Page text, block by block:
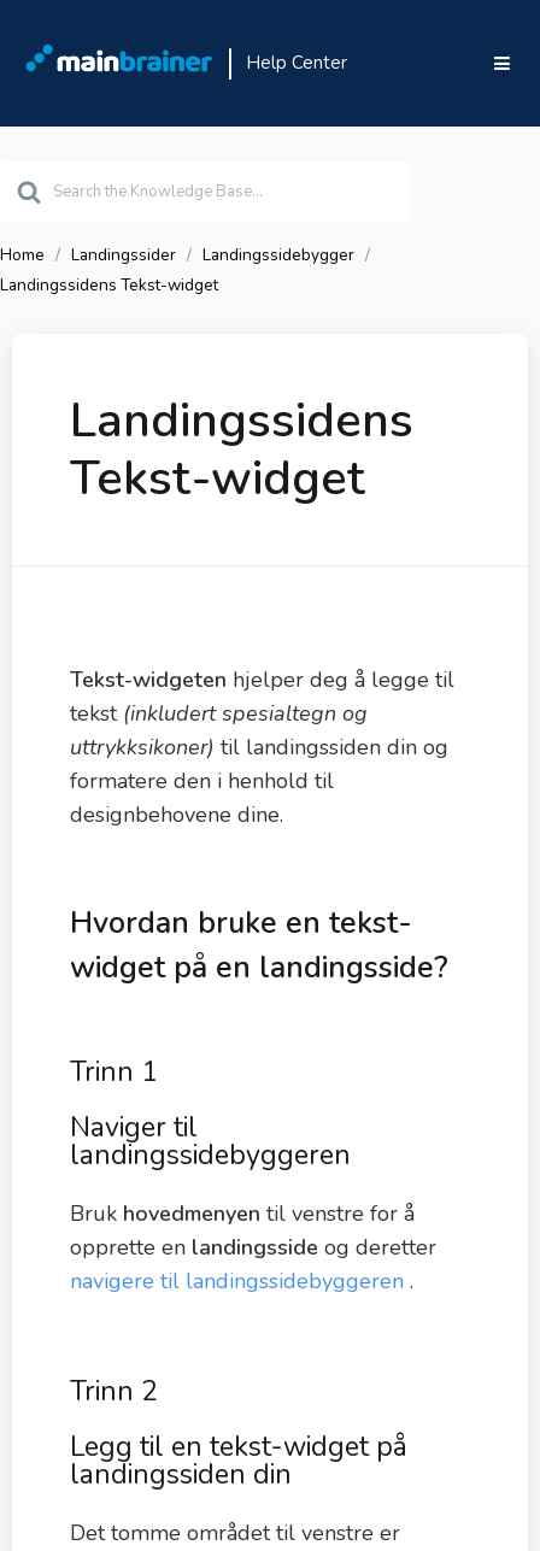
Help Center
For
Home Landingssider
Landingssidebygger
Landingssidens Tekst-widget
Landingssidens
Tekst-widget
Tekst-widgeten hjelper deg å legge til
tekst (inkludert spesialtegn og
uttrykksikoner) til landingssiden din og
formatere den i henhold til
designbehovene dine.
Hvordan bruke en tekst-
widget på en landingsside?
Trinn 1
Naviger til
landingssidebyggeren
Bruk hovedmenyen til venstre for å
opprette en landingsside og deretter
navigere til landingssidebyggeren .
Trinn 2
Legg til en tekst-widget på
landingssiden din
Det tomme området til venstre er